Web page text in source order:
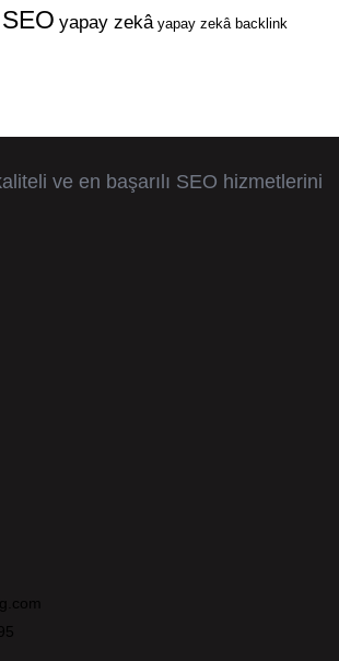
yapay zekâ yapay zekâ backlink
ve en başarılı SEO hizmetlerini